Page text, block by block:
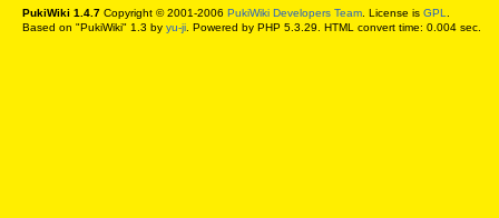
PukiWiki 1.4.7Copyright © 2001-2006 PukiWiki Developers Team. License is GPL
Based on "PukiWiki" 1.3 by yu-ji. Powered by PHP 5.3.29. HTML convert time: 0.004 sec.